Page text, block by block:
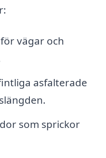
vägar och
asfalterade
som sprickor